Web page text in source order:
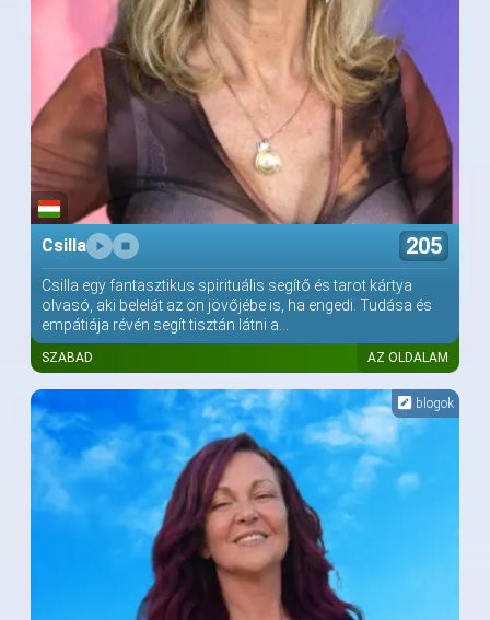
Csilla 205
Csilla egy fantasztikus spirituális segítő és tarot kártya
olvasó, aki belelát az ön jövőjébe is, ha engedi. Tudása és
empátiája révén segít tisztán látni a...
SZABAD AZ OLDALAM
blogok